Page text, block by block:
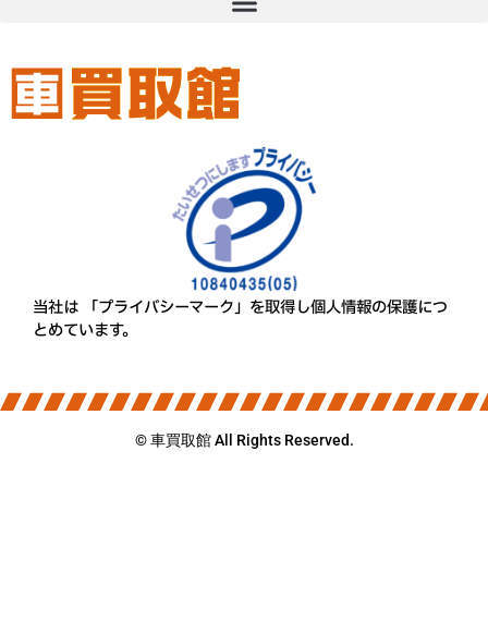
当社は 「プライバシーマーク」を取得し個人情報の保護につ
とめています。
© 車買取館 All Rights Reserved.